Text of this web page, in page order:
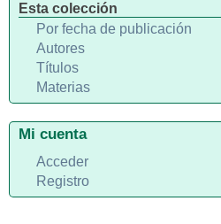
Esta colección
Por fecha de publicación
Autores
Títulos
Materias
Mi cuenta
Acceder
Registro